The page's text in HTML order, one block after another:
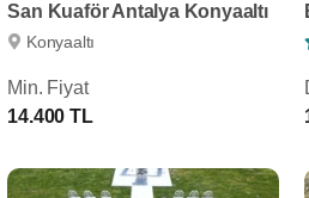
San Kuaför Antalya Konyaaltı
Konyaaltı
Min. Fiyat
14.400 TL